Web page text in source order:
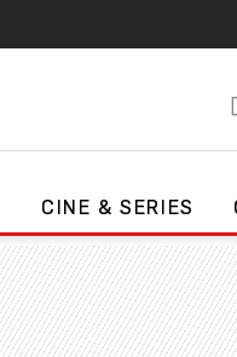
CINE & SERIES